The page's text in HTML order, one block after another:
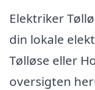
Elektriker
din lokale
Tølløse eller
oversigten